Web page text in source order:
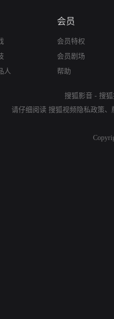
人
会员
会员特权
会员剧场
帮助
搜狐影音 - 搜
请仔细阅读 搜狐视频隐私政策、